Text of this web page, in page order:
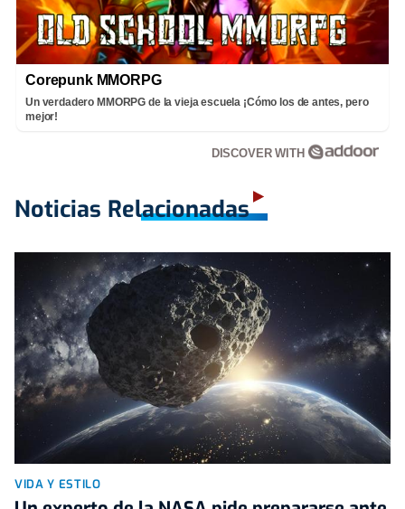
Corepunk MMORPG
Un verdadero MMORPG de la vieja escuela ¡Cómo los de antes, pero
mejor!
DISCOVER WITH
Noticias Relacionadas
VIDA Y ESTILO